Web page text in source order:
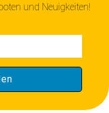
und Neuigkeiten!